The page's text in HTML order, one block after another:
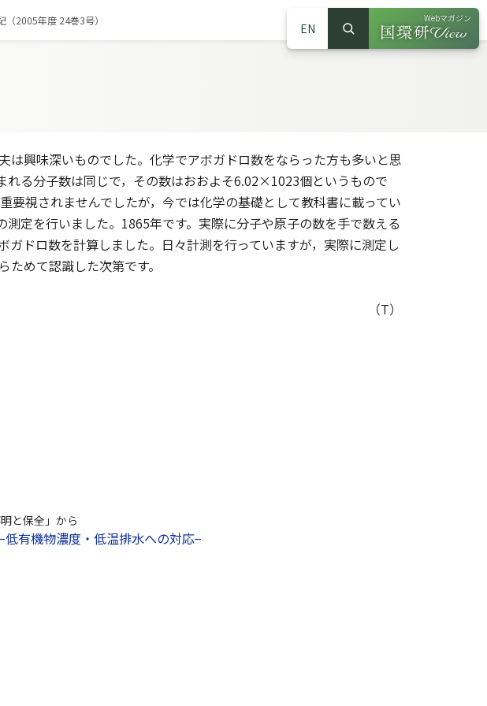
EN
サイト内検索
検索
Webマガジン
（別ウインドウ
（2005年度 24巻3号）
興味深いものでした。化学でアボガドロ数をならった方も多いと思
る分子数は同じで，その数はおおよそ6.02×1023個というもので
要視されませんでしたが，今では化学の基礎として教科書に載ってい
定を行いました。1865年です。実際に分子や原子の数を手で数える
ドロ数を計算しました。日々計測を行っていますが，実際に測定し
めて認識した次第です。
（T）
と保全」から
有機物濃度・低温排水への対応−